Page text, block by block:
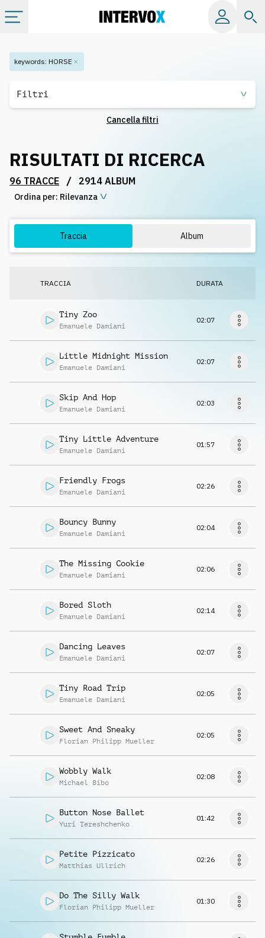
Categorie
Playlist
Licenze
keywords: HORSE
Filtri
Cancella filtri
RISULTATI DI RICERCA
96 TRACCE / 2914 ALBUM
Ordina per: Rilevanza
Traccia Album
TRACCIA DURATA
Tiny Zoo
Emanuele Damiani
02:07
Little Midnight Mission
Emanuele Damiani
02:07
Skip And Hop
Emanuele Damiani
02:03
Tiny Little Adventure
Emanuele Damiani
01:57
Friendly Frogs
Emanuele Damiani
02:26
Bouncy Bunny
Emanuele Damiani
02:04
The Missing Cookie
Emanuele Damiani
02:06
Bored Sloth
Emanuele Damiani
02:14
Dancing Leaves
Emanuele Damiani
02:07
Tiny Road Trip
Emanuele Damiani
02:05
Sweet And Sneaky
Florian Philipp Mueller
02:05
Wobbly Walk
Michael Bibo
02:08
Button Nose Ballet
Yuri Tereshchenko
01:42
Petite Pizzicato
Matthias Ullrich
02:26
Do The Silly Walk
Florian Philipp Mueller
01:30